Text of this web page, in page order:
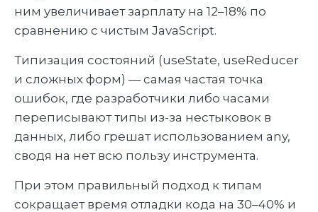
ним увеличивает зарплату на 12–18% по
сравнению с чистым JavaScript.
Типизация состояний (useState, useReducer
и сложных форм) — самая частая точка
ошибок, где разработчики либо часами
переписывают типы из-за нестыковок в
данных, либо грешат использованием any,
сводя на нет всю пользу инструмента.
При этом правильный подход к типам
сокращает время отладки кода на 30–40% и